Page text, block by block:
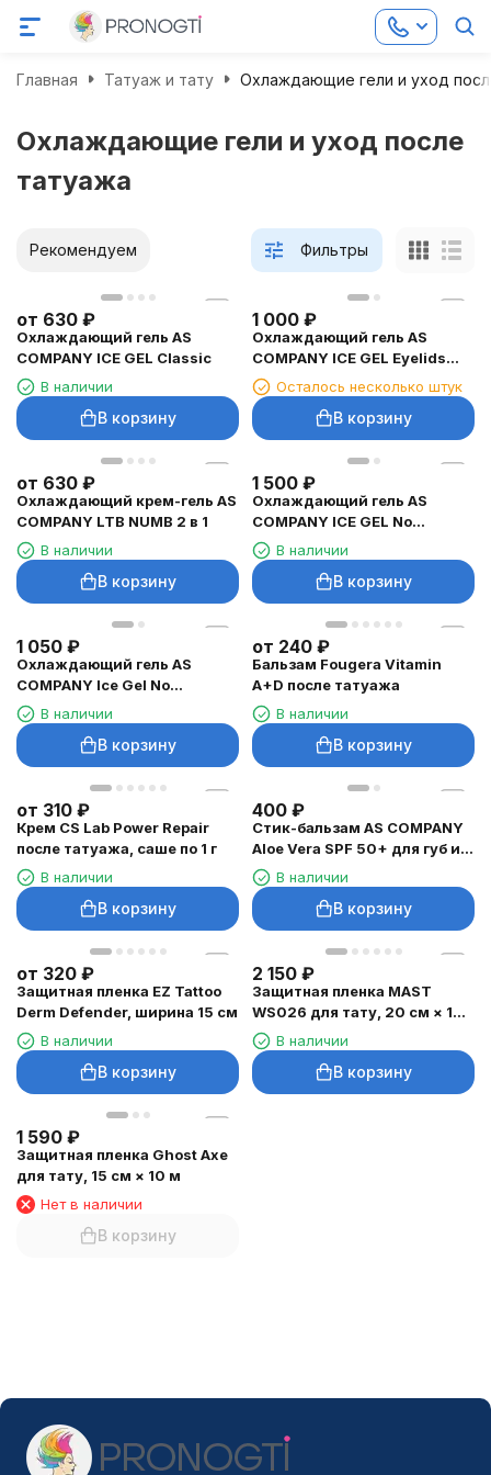
Главная Татуаж и тату Охлаждающие гели и уход
Охлаждающие гели и уход после
татуажа
Рекомендуем Фильтры
от 630 ₽
Охлаждающий гель AS
COMPANY ICE GEL Classic
В наличии
В корзину
1 000 ₽
Охлаждающий гель AS
COMPANY ICE GEL Eyelids
для век, 15 мл
Осталось несколько штук
В корзину
от 630 ₽
Охлаждающий крем-гель AS
COMPANY LTB NUMB 2 в 1
В наличии
В корзину
1 500 ₽
Охлаждающий гель AS
COMPANY ICE GEL No
Lidocaine, 33 мл
В наличии
В корзину
1 050 ₽
Охлаждающий гель AS
COMPANY Ice Gel No
Lidocaine, 15 мл
В наличии
В корзину
от 240 ₽
Бальзам Fougera Vitamin
A+D после татуажа
В наличии
В корзину
от 310 ₽
Крем CS Lab Power Repair
после татуажа, саше по 1 г
В наличии
В корзину
400 ₽
Стик-бальзам AS COMPANY
Aloe Vera SPF 50+ для губ и
бровей, 3 г
В наличии
В корзину
от 320 ₽
Защитная пленка EZ Tattoo
Derm Defender, ширина 15 см
В наличии
В корзину
2 150 ₽
Защитная пленка MAST
WS026 для тату, 20 см × 10
м
В наличии
В корзину
1 590 ₽
Защитная пленка Ghost Axe
для тату, 15 см × 10 м
Нет в наличии
В корзину